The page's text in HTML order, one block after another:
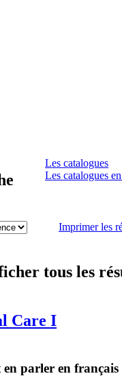
Les catalogues
Les catalogues
Imprimer les
tous les
Care I
parler en français